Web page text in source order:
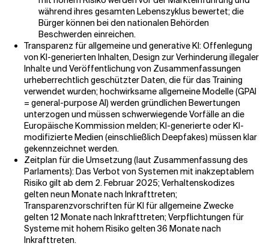
während ihres gesamten Lebenszyklus bewertet; die
Bürger können bei den nationalen Behörden
Beschwerden einreichen.
Transparenz für allgemeine und generative KI: Offenlegung
von KI-generierten Inhalten, Design zur Verhinderung illegaler
Inhalte und Veröffentlichung von Zusammenfassungen
urheberrechtlich geschützter Daten, die für das Training
verwendet wurden; hochwirksame allgemeine Modelle (GPAI
= general-purpose AI) werden gründlichen Bewertungen
unterzogen und müssen schwerwiegende Vorfälle an die
Europäische Kommission melden; KI-generierte oder KI-
modifizierte Medien (einschließlich Deepfakes) müssen klar
gekennzeichnet werden.
Zeitplan für die Umsetzung (laut Zusammenfassung des
Parlaments): Das Verbot von Systemen mit inakzeptablem
Risiko gilt ab dem 2. Februar 2025; Verhaltenskodizes
gelten neun Monate nach Inkrafttreten;
Transparenzvorschriften für KI für allgemeine Zwecke
gelten 12 Monate nach Inkrafttreten; Verpflichtungen für
Systeme mit hohem Risiko gelten 36 Monate nach
Inkrafttreten.